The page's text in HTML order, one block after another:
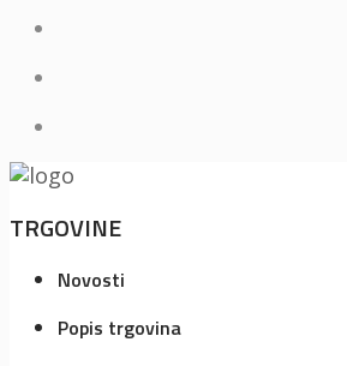
TRGOVINE
Novosti
Popis trgovina